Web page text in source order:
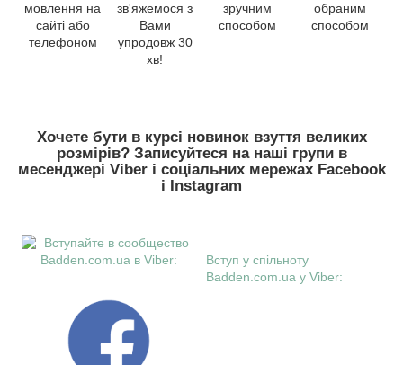
мовлення на
сайті або
телефоном
зв'яжемося з
Вами
упродовж 30
хв!
зручним
способом
обраним
способом
Хочете бути в курсі новинок взуття великих
розмірів? Записуйтеся на наші групи в
месенджері Viber і соціальних мережах Facebook
і Instagram
Вступ у спільноту
Badden.com.ua у Viber: